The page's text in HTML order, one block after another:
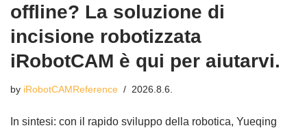
offline? La soluzione di
incisione robotizzata
iRobotCAM è qui per aiutarvi.
by iRobotCAMReference 2026.8.6.
In sintesi: con il rapido sviluppo della robotica, Yueqing